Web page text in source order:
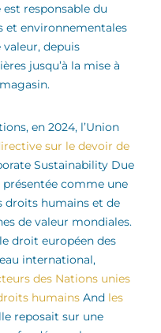
responsable du
et environnementales
valeur, depuis
jusqu’à la mise à
en 2024, l’Union
sur le devoir de
Sustainability Due
comme une
droits humains et de
de valeur mondiales.
droit européen des
international,
des Nations unies
humains And les
reposait sur une